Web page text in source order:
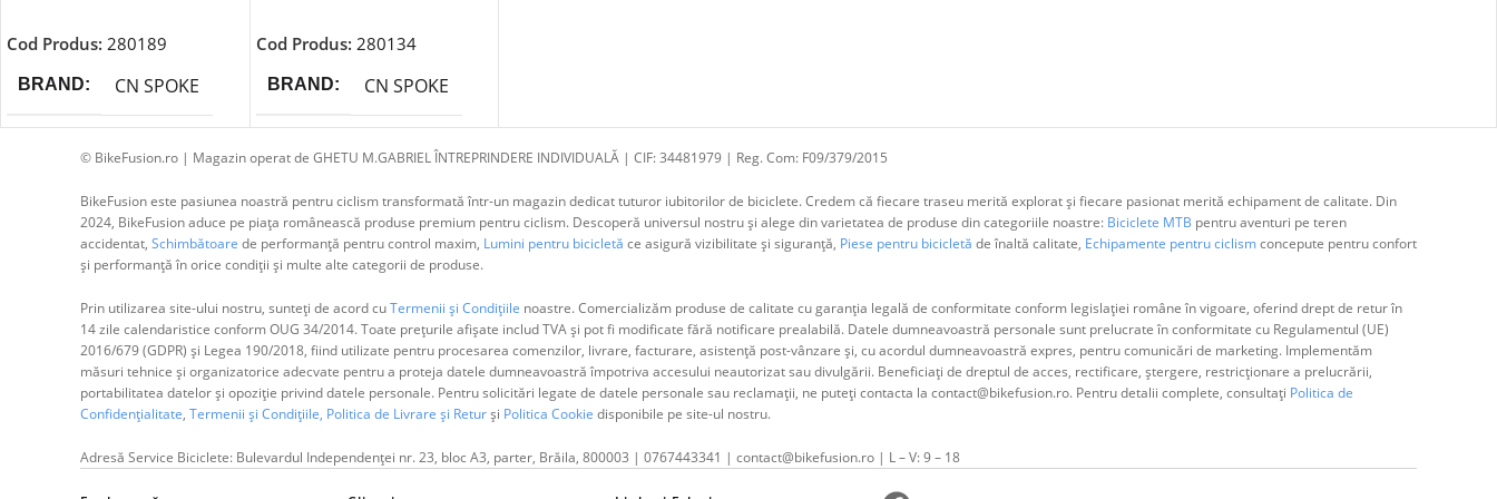
Cod Produs: 280189
BRAND CN SPOKE
Cod Produs: 280134
BRAND CN SPOKE
© BikeFusion.ro | Magazin operat de GHETU M.GABRIEL ÎNTREPRINDERE INDIVIDUALĂ | CIF: 34481979 | Reg. Com: F09/379/2015
BikeFusion este pasiunea noastră pentru ciclism transformată într-un magazin dedicat tuturor iubitorilor de biciclete. Credem că fiecare traseu merită explorat și fiecare pasionat merită echipament de calitate. Din
2024, BikeFusion aduce pe piața românească produse premium pentru ciclism. Descoperă universul nostru și alege din varietatea de produse din categoriile noastre:Biciclete MTB pentru aventuri pe teren
accidentat, Schimbătoare de performanță pentru control maxim, Lumini pentru bicicletă ce asigură vizibilitate și siguranță, Piese pentru bicicletă de înaltă calitate, Echipamente pentru ciclismconcepute pentru confort
și performanță în orice condiții și multe alte categorii de produse.
Prin utilizarea site-ului nostru, sunteți de acord cuTermenii și Condițiile noastre. Comercializăm produse de calitate cu garanția legală de conformitate conform legislației române în vigoare, oferind drept de retur în
14 zile calendaristice conform OUG 34/2014. Toate prețurile afișate includ TVA și pot fi modificate fără notificare prealabilă. Datele dumneavoastră personale sunt prelucrate în conformitate cu Regulamentul (UE)
2016/679 (GDPR) și Legea 190/2018, fiind utilizate pentru procesarea comenzilor, livrare, facturare, asistență post-vânzare și, cu acordul dumneavoastră expres, pentru comunicări de marketing. Implementăm
măsuri tehnice și organizatorice adecvate pentru a proteja datele dumneavoastră împotriva accesului neautorizat sau divulgării. Beneficiați de dreptul de acces, rectificare, ștergere, restricționare a prelucrării,
portabilitatea datelor și opoziție privind datele personale. Pentru solicitări legate de datele personale sau reclamații, ne puteți contacta la contact@bikefusion.ro. Pentru detalii complete, consultați Politica de
Confidențialitate, Termenii și Condițiile, Politica de Livrare și Returși Politica Cookie disponibile pe site-ul nostru.
Adresă Service Biciclete: Bulevardul Independenței nr. 23, bloc A3, parter, Brăila, 800003 | 0767443341 | contact@bikefusion.ro | L – V: 9 – 18